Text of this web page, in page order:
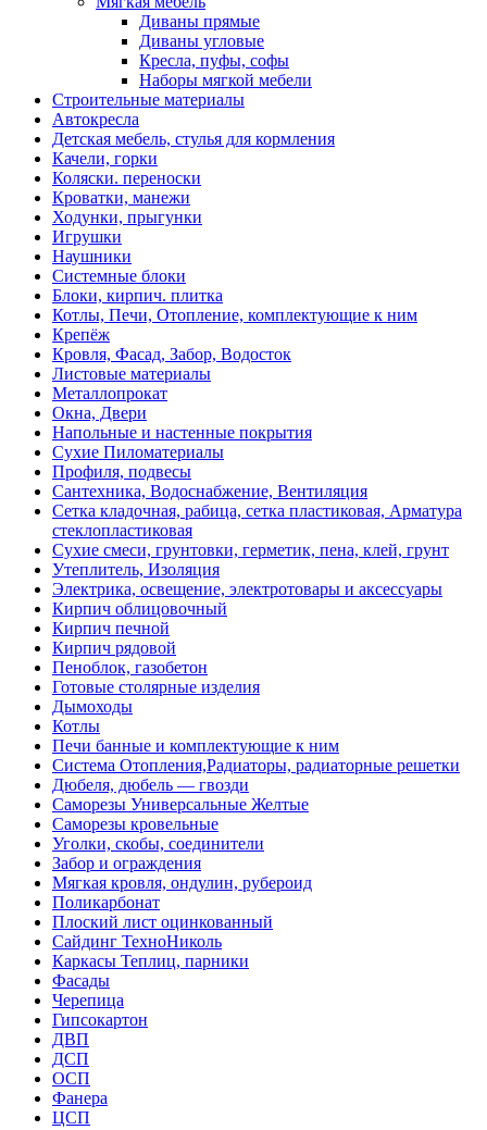
Диваны прямые
Диваны угловые
Кресла, пуфы, софы
Наборы мягкой мебели
Строительные материалы
Автокресла
Детская мебель, стулья для кормления
Качели, горки
Коляски. переноски
Кроватки, манежи
Ходунки, прыгунки
Игрушки
Наушники
Системные блоки
Блоки, кирпич. плитка
Котлы, Печи, Отопление, комплектующие к ним
Крепёж
Кровля, Фасад, Забор, Водосток
Листовые материалы
Металлопрокат
Окна, Двери
Напольные и настенные покрытия
Сухие Пиломатериалы
Профиля, подвесы
Сантехника, Водоснабжение, Вентиляция
Сетка кладочная, рабица, сетка пластиковая, Арматура
стеклопластиковая
Сухие смеси, грунтовки, герметик, пена, клей, грунт
Утеплитель, Изоляция
Электрика, освещение, электротовары и аксессуары
Кирпич облицовочный
Кирпич печной
Кирпич рядовой
Пеноблок, газобетон
Готовые столярные изделия
Дымоходы
Котлы
Печи банные и комплектующие к ним
Система Отопления,Радиаторы, радиаторные решетки
Дюбеля, дюбель — гвозди
Саморезы Универсальные Желтые
Саморезы кровельные
Уголки, скобы, соединители
Забор и ограждения
Мягкая кровля, ондулин, рубероид
Поликарбонат
Плоский лист оцинкованный
Сайдинг ТехноНиколь
Каркасы Теплиц, парники
Фасады
Черепица
Гипсокартон
ДВП
ДСП
ОСП
Фанера
ЦСП